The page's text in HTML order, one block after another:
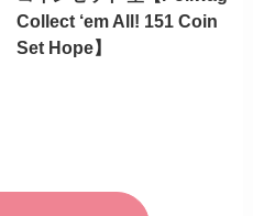
Collect ‘em All! 151 Coin
Set Hope】